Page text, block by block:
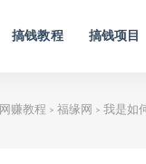
搞钱教程 搞钱项目
网赚教程 > 福缘网 > 我是如